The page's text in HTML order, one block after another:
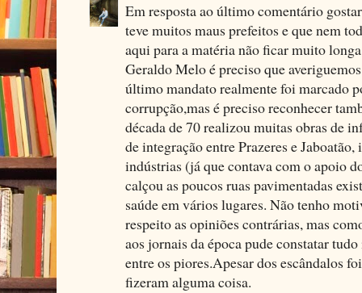
Em resposta ao último comentário
teve muitos maus prefeitos e que nem
aqui para a matéria não ficar muito
Geraldo Melo é preciso que
último mandato realmente foi marcado
corrupção,mas é preciso reconhecer
década de 70 realizou muitas obras de
de integração entre Prazeres e
indústrias (já que contava com o apoio
calçou as poucos ruas pavimentadas
saúde em vários lugares. Não tenho
respeito as opiniões contrárias, mas
aos jornais da época pude constatar
entre os piores.Apesar dos escândalos
fizeram alguma coisa.